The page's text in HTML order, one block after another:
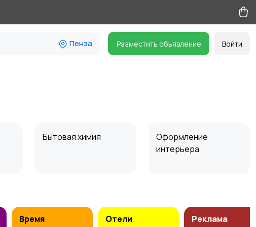
Пенза Разместить объявление Войти
Бытовая химия
Оформление
интерьера
Время
Отели Реклама